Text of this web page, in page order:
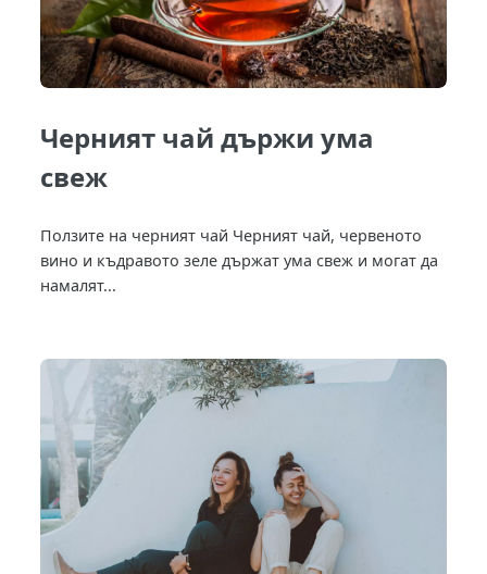
Черният чай държи ума
свеж
Ползите на черният чай Черният чай, червеното
вино и къдравото зеле държат ума свеж и могат да
намалят...